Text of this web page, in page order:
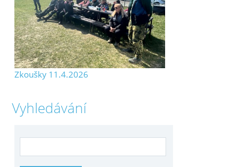
Zkoušky 11.4.2026
Vyhledávání